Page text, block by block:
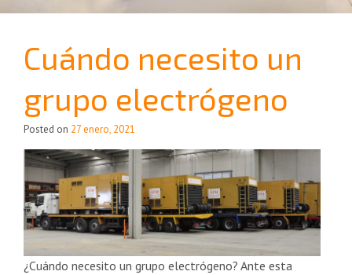
Cuándo necesito un
grupo electrógeno
Posted on 27 enero, 2021
¿Cuándo necesito un grupo electrógeno? Ante esta